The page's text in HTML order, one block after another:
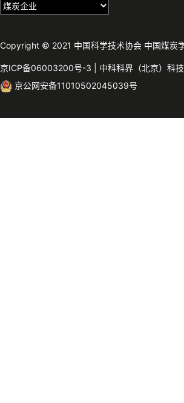
Copyright © 2021 中国科学技术协会 中国煤炭
京ICP备06003200号-3
中科科界（北京）科
京公网安备11010502045039号